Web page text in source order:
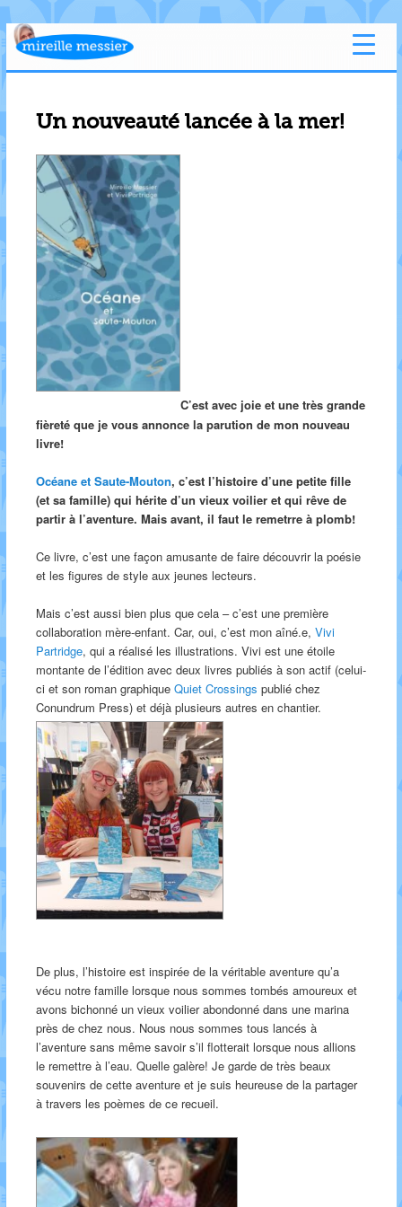
Un nouveauté lancée à la mer!
C’est avec joie et une très grande
fièreté que je vous annonce la parution de mon nouveau
livre!
Océane et Saute-Mouton, c’est l’histoire d’une petite fille
(et sa famille) qui hérite d’un vieux voilier et qui rêve de
partir à l’aventure. Mais avant, il faut le remetrre à plomb!
Ce livre, c’est une façon amusante de faire découvrir la poésie
et les figures de style aux jeunes lecteurs.
Mais c’est aussi bien plus que cela – c’est une première
collaboration mère-enfant. Car, oui, c’est mon aîné.e, Vivi
Partridge, qui a réalisé les illustrations. Vivi est une étoile
montante de l’édition avec deux livres publiés à son actif (celui-
ci et son roman graphique Quiet Crossings publié chez
Conundrum Press) et déjà plusieurs autres en chantier.
De plus, l’histoire est inspirée de la véritable aventure qu’a
vécu notre famille lorsque nous sommes tombés amoureux et
avons bichonné un vieux voilier abondonné dans une marina
près de chez nous. Nous nous sommes tous lancés à
l’aventure sans même savoir s’il flotterait lorsque nous allions
le remettre à l’eau. Quelle galère! Je garde de très beaux
souvenirs de cette aventure et je suis heureuse de la partager
à travers les poèmes de ce recueil.